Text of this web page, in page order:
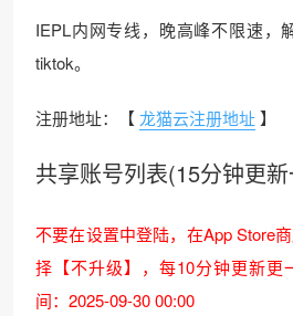
IEPL内网专线，晚高峰不限速，
tiktok。
注册地址：【龙猫云注册地址】
共享账号列表(15分钟更
不要在设置中登陆，在App Store
择【不升级】，每10分钟更新更
间：2025-09-30 00:00